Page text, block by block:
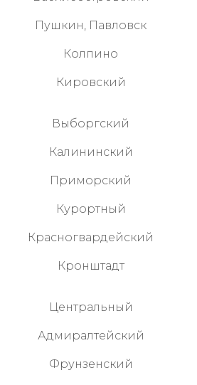
Пушкин, Павловск
Колпино
Кировский
Выборгский
Калининский
Приморский
Курортный
Красногвардейски й
Кронштадт
Центральный
Адмиралтейский
Фрунзенский